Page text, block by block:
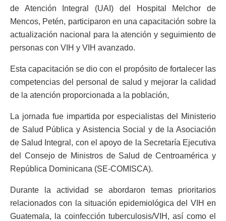
de Atención Integral (UAI) del Hospital Melchor de
Mencos, Petén, participaron en una capacitación sobre la
actualización nacional para la atención y seguimiento de
personas con VIH y VIH avanzado.
Esta capacitación se dio con el propósito de fortalecer las
competencias del personal de salud y mejorar la calidad
de la atención proporcionada a la población,
La jornada fue impartida por especialistas del Ministerio
de Salud Pública y Asistencia Social y de la Asociación
de Salud Integral, con el apoyo de la Secretaría Ejecutiva
del Consejo de Ministros de Salud de Centroamérica y
República Dominicana (SE-COMISCA).
Durante la actividad se abordaron temas prioritarios
relacionados con la situación epidemiológica del VIH en
Guatemala, la coinfección tuberculosis/VIH, así como el